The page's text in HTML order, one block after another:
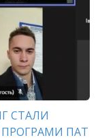
СТАЛИ
ПАТ